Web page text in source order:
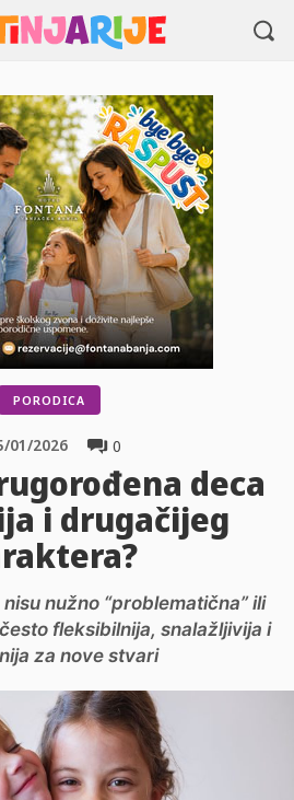
PORODICA
0
01/2026
deca
i drugačijeg
nužno “problematična” ili
fleksibilnija, snalažljivija i
za nove stvari